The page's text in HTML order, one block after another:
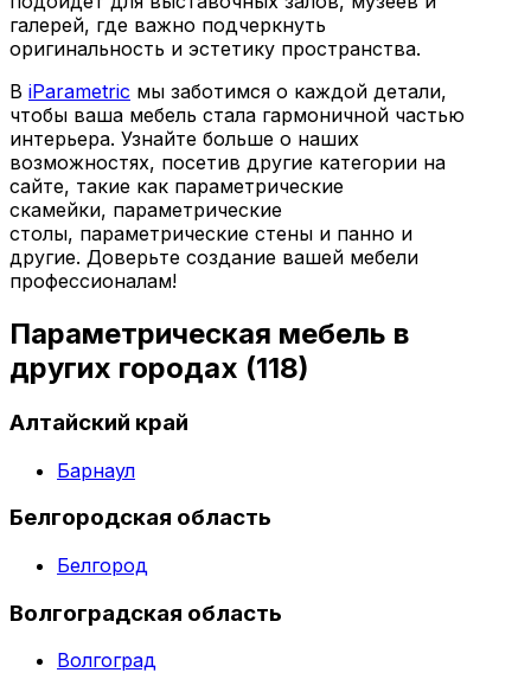
галерей, где важно подчеркнуть
оригинальность и эстетику пространства.
В iParametric мы заботимся о каждой детали,
чтобы ваша мебель стала гармоничной частью
интерьера. Узнайте больше о наших
возможностях, посетив другие категории на
сайте, такие как параметрические
скамейки, параметрические
столы, параметрические стены и панно и
другие. Доверьте создание вашей мебели
профессионалам!
Параметрическая мебель в
других городах (118)
Алтайский край
Барнаул
Белгородская область
Белгород
Волгоградская область
Волгоград